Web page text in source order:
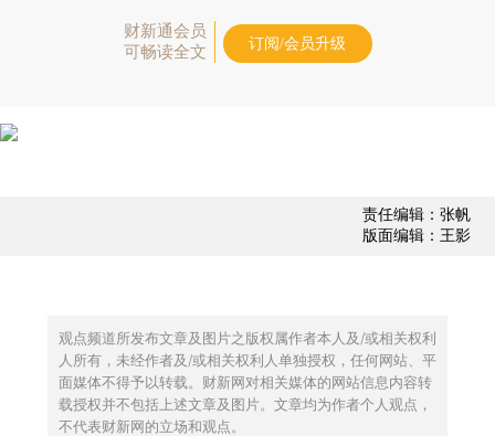
财新通会员
可畅读全文
订阅/会员升级
责任编辑：张帆
版面编辑：王影
观点频道所发布文章及图片之版权属作者本人及/或相关权利
人所有，未经作者及/或相关权利人单独授权，任何网站、平
面媒体不得予以转载。财新网对相关媒体的网站信息内容转
载授权并不包括上述文章及图片。文章均为作者个人观点，
不代表财新网的立场和观点。